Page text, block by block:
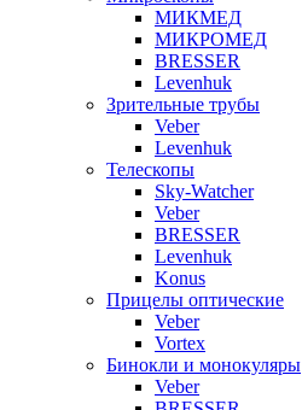
МИКМЕД
МИКРОМЕД
BRESSER
Levenhuk
Зрительные трубы
Veber
Levenhuk
Телескопы
Sky-Watcher
Veber
BRESSER
Levenhuk
Konus
Прицелы оптические
Veber
Vortex
Бинокли и монокуляры
Veber